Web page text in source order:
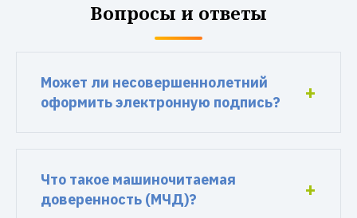
Вопросы и ответы
Может ли несовершеннолетний
оформить электронную подпись?
Что такое машиночитаемая
доверенность (МЧД)?